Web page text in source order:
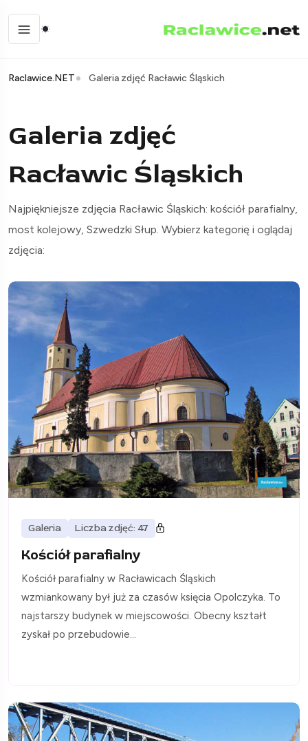
Raclawice.NET Galeria zdjęć Racławic Śląskich
Galeria zdjęć
Racławic Śląskich
Najpiękniejsze zdjęcia Racławic Śląskich: kościół parafialny,
most kolejowy, Szwedzki Słup. Wybierz kategorię i oglądaj
zdjęcia:
Galeria Liczba zdjęć: 47
Kościół parafialny
Kościół parafialny w Racławicach Śląskich
wzmiankowany był już za czasów księcia Opolczyka. To
najstarszy budynek w miejscowości. Obecny kształt
zyskał po przebudowie...